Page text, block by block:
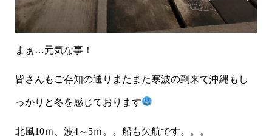
まぁ…元気な事！
皆さんもご存知の通りまたまた寒波の到来で沖縄もし
っかりと冬を感じております
北風10ｍ、波4～5ｍ。。船も欠航です。。。